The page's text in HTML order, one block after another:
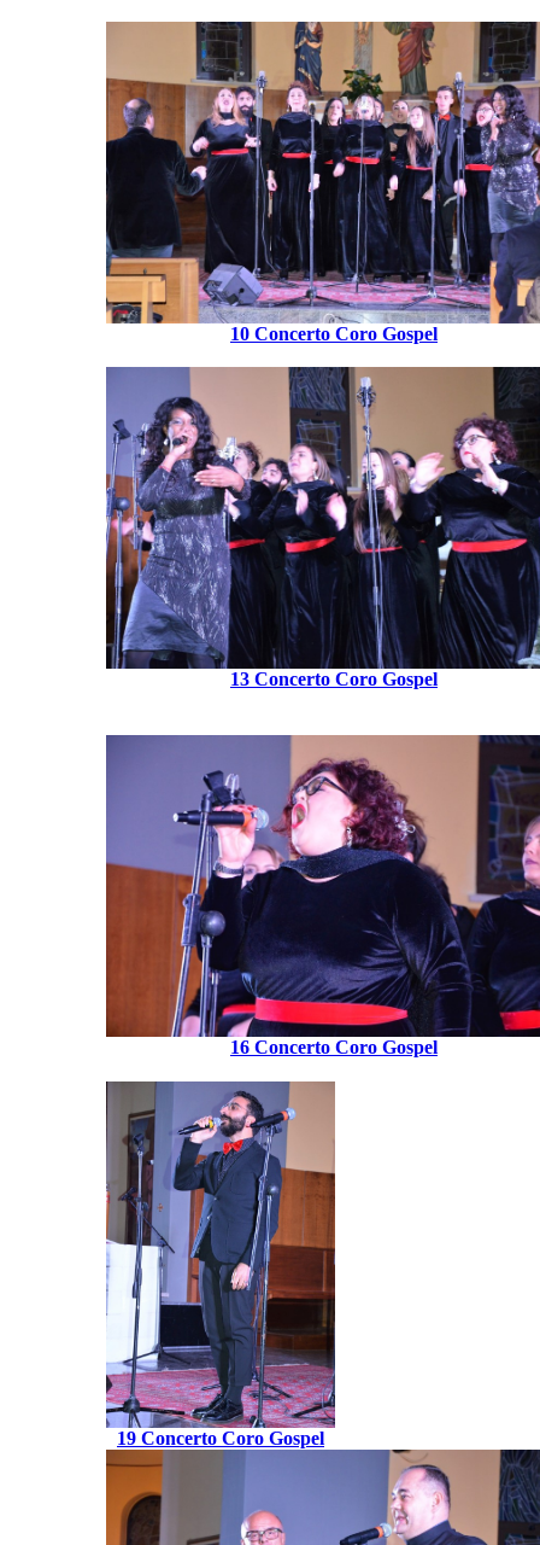
10 Concerto Coro Gospel
13 Concerto Coro Gospel
16 Concerto Coro Gospel
19 Concerto Coro Gospel